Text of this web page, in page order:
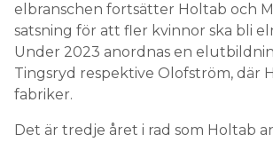
SEARCH
elbranschen fortsätter Holtab och
satsning för att fler kvinnor ska bli
Under 2023 anordnas en
Tingsryd respektive Olofström, där
fabriker.
Det är tredje året i rad som Holtab